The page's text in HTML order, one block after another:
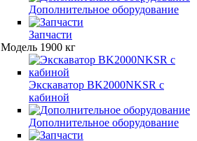
Дополнительное оборудование
Запчасти
Модель 1900 кг
Экскаватор BK2000NKSR с
кабиной
Дополнительное оборудование